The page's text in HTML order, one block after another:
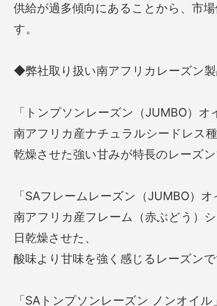
供給が過多傾向にあることから、市
す。
◆弊社取り扱い南アフリカレーズン
「トンプソンレーズン（JUMBO）オ
南アフリカ産ナチュラルシードレス
乾燥させた強い甘みが特長のレーズ
「SAフレームレーズン（JUMBO）
南アフリカ産フレーム（赤ぶどう）
日乾燥させた、
酸味より甘味を強く感じるレーズン
「SAトンプソンレーズン ノンオイル